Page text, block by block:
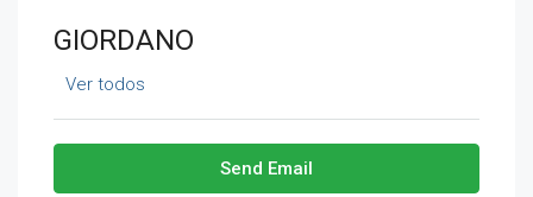
GIORDANO
Ver todos
Send Email